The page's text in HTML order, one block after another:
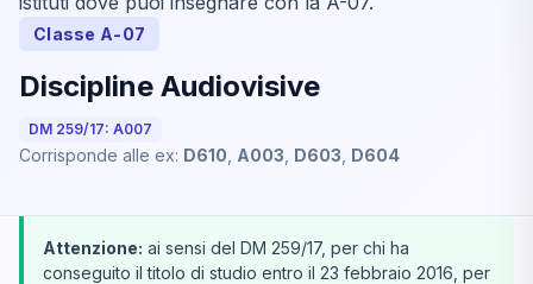
Classe A-07
Discipline Audiovisive
DM 259/17: A007
Corrisponde alle ex: D610 A003 D603 D604
Attenzione: ai sensi del DM 259/17, per chi ha
conseguito il titolo di studio entro il 23 febbraio 2016, per